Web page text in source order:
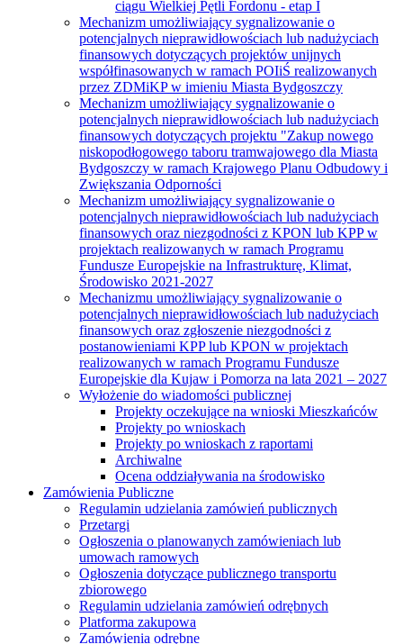
ciągu Wielkiej Pętli Fordonu - etap I
Mechanizm umożliwiający sygnalizowanie o
potencjalnych nieprawidłowościach lub nadużyciach
finansowych dotyczących projektów unijnych
współfinasowanych w ramach POIiŚ realizowanych
przez ZDMiKP w imieniu Miasta Bydgoszczy
Mechanizm umożliwiający sygnalizowanie o
potencjalnych nieprawidłowościach lub nadużyciach
finansowych dotyczących projektu "Zakup nowego
niskopodłogowego taboru tramwajowego dla Miasta
Bydgoszczy w ramach Krajowego Planu Odbudowy i
Zwiększania Odporności
Mechanizm umożliwiający sygnalizowanie o
potencjalnych nieprawidłowościach lub nadużyciach
finansowych oraz niezgodności z KPON lub KPP w
projektach realizowanych w ramach Programu
Fundusze Europejskie na Infrastrukturę, Klimat,
Środowisko 2021-2027
Mechanizmu umożliwiający sygnalizowanie o
potencjalnych nieprawidłowościach lub nadużyciach
finansowych oraz zgłoszenie niezgodności z
postanowieniami KPP lub KPON w projektach
realizowanych w ramach Programu Fundusze
Europejskie dla Kujaw i Pomorza na lata 2021 – 2027
Wyłożenie do wiadomości publicznej
Projekty oczekujące na wnioski Mieszkańców
Projekty po wnioskach
Projekty po wnioskach z raportami
Archiwalne
Ocena oddziaływania na środowisko
Zamówienia Publiczne
Regulamin udzielania zamówień publicznych
Przetargi
Ogłoszenia o planowanych zamówieniach lub
umowach ramowych
Ogłoszenia dotyczące publicznego transportu
zbiorowego
Regulamin udzielania zamówień odrębnych
Platforma zakupowa
Zamówienia odrębne